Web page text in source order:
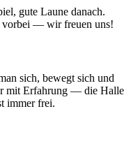
gute Laune danach.
vorbei — wir freuen uns!
sich, bewegt sich und
mit Erfahrung — die Halle
immer frei.